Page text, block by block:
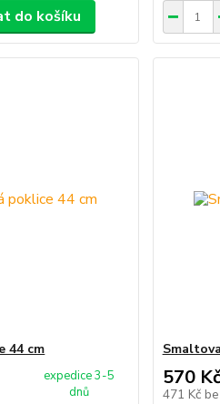
do košíku
44 cm
expedice 3-5
dnů
570 Kč
471 Kč